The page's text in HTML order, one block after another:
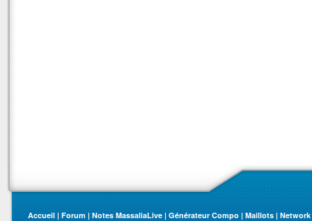
Accueil | Forum | Notes MassaliaLive | Générateur Compo | Maillots | Network